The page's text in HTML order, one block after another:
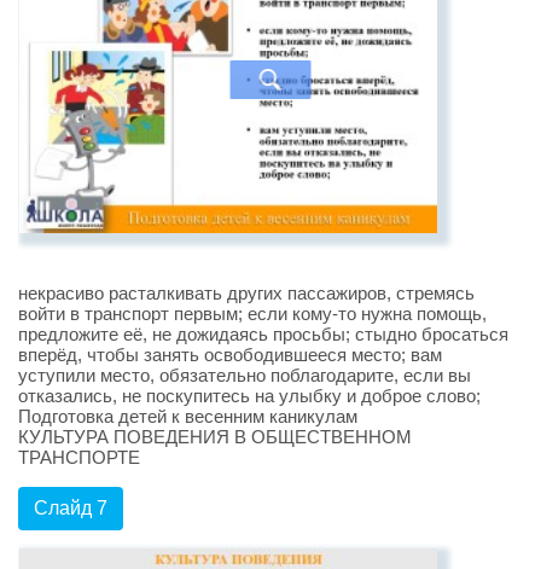
некрасиво расталкивать других пассажиров, стремясь
войти в транспорт первым; если кому-то нужна помощь,
предложите её, не дожидаясь просьбы; стыдно бросаться
вперёд, чтобы занять освободившееся место; вам
уступили место, обязательно поблагодарите, если вы
отказались, не поскупитесь на улыбку и доброе слово;
Подготовка детей к весенним каникулам
КУЛЬТУРА ПОВЕДЕНИЯ В ОБЩЕСТВЕННОМ
ТРАНСПОРТЕ
Слайд 7